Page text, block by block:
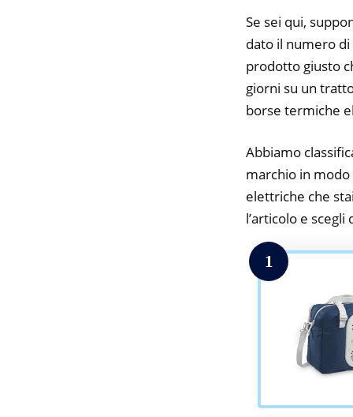
Se sei qui,
dato il numero
prodotto giusto
giorni su un
borse termiche
Abbiamo
marchio in
elettriche che
l’articolo e
1